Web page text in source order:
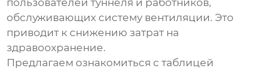
пользователей туннеля и работников,
обслуживающих систему вентиляции. Это
приводит к снижению затрат на
здравоохранение.
Предлагаем ознакомиться с таблицей